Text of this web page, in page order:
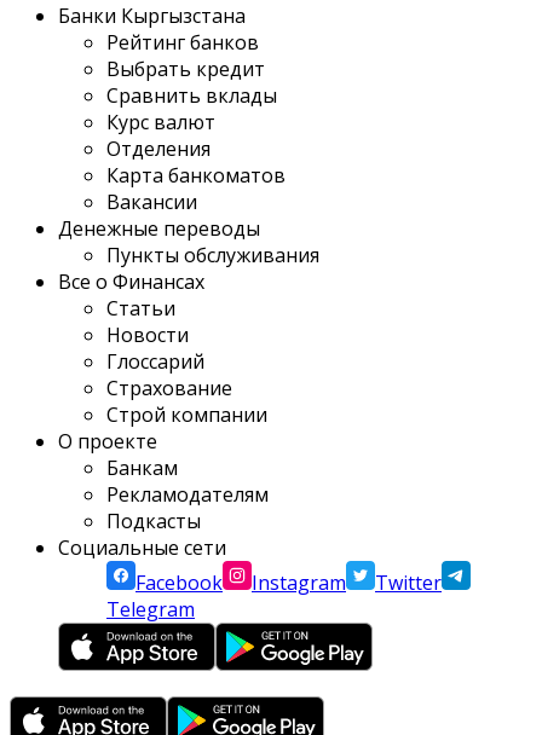
Банки Кыргызстана
Рейтинг банков
Выбрать кредит
Сравнить вклады
Курс валют
Отделения
Карта банкоматов
Вакансии
Денежные переводы
Пункты обслуживания
Все о Финансах
Статьи
Новости
Глоссарий
Страхование
Строй компании
О проекте
Банкам
Рекламодателям
Подкасты
Социальные сети
Facebook
Instagram
Twitter
Telegram